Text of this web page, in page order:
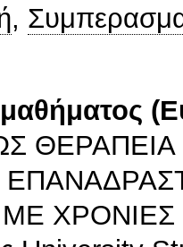
,
ΘΕΡΑΠΕΙΑ
ΧΡΟΝΙΕΣ